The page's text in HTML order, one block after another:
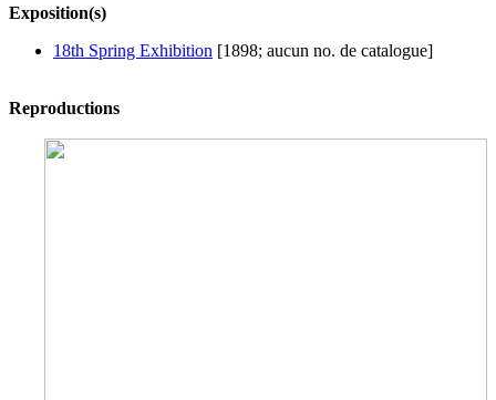
Exposition(s)
18th Spring Exhibition [1898; aucun no. de catalogue]
Reproductions